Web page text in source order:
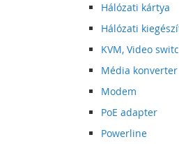
Hálózati kártya
Hálózati
KVM, Video
Média konverter
Modem
PoE adapter
Powerline